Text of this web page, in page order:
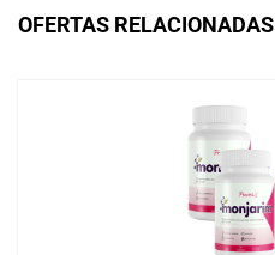
OFERTAS RELACIONADAS